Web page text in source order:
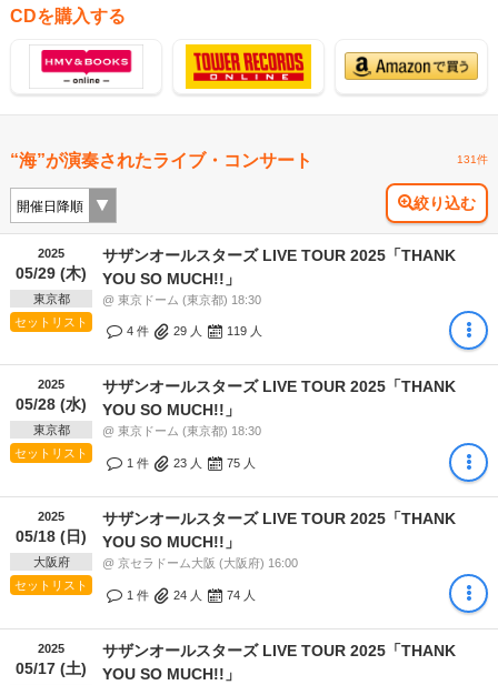
CDを購入する
“海”が演奏されたライブ・コンサート 131件
絞り込む
2025
05/29 (木)
東京都
セットリスト
サザンオールスターズ LIVE TOUR 2025「THANK
YOU SO MUCH!!」
@ 東京ドーム (東京都) 18:30
4 件 29 人 119 人
2025
05/28 (水)
東京都
セットリスト
サザンオールスターズ LIVE TOUR 2025「THANK
YOU SO MUCH!!」
@ 東京ドーム (東京都) 18:30
1 件 23 人 75 人
2025
05/18 (日)
大阪府
セットリスト
サザンオールスターズ LIVE TOUR 2025「THANK
YOU SO MUCH!!」
@ 京セラドーム大阪 (大阪府) 16:00
1 件 24 人 74 人
2025
05/17 (土)
サザンオールスターズ LIVE TOUR 2025「THANK
YOU SO MUCH!!」